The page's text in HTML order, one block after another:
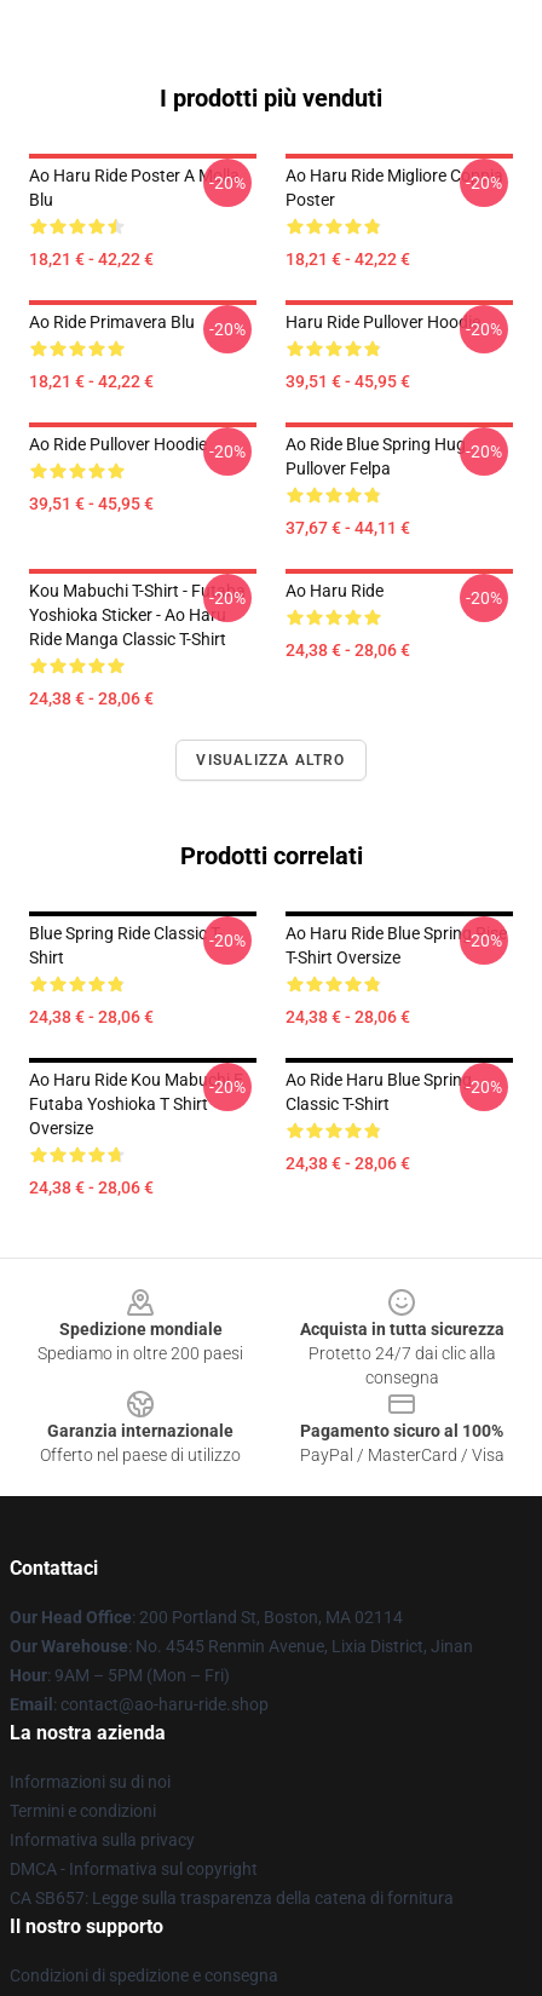
I prodotti più venduti
Ao Haru Ride Poster A Molla
Blu
18,21 € - 42,22 €
-20%
Ao Haru Ride Migliore Coppia
Poster
18,21 € - 42,22 €
-20%
Ao Ride Primavera Blu
18,21 € - 42,22 €
-20% Haru Ride Pullover Hoodie
39,51 € - 45,95 €
-20%
Ao Ride Pullover Hoodie
39,51 € - 45,95 €
-20%
Ao Ride Blue Spring Hug
Pullover Felpa
37,67 € - 44,11 €
-20%
Kou Mabuchi T-Shirt - Futaba
Yoshioka Sticker - Ao Haru
Ride Manga Classic T-Shirt
24,38 € - 28,06 €
-20% Ao Haru Ride
24,38 € - 28,06 €
-20%
VISUALIZZA ALTRO
Prodotti correlati
Blue Spring Ride Classic T-
Shirt
24,38 € - 28,06 €
-20%
Ao Haru Ride Blue Spring Rise
T-Shirt Oversize
24,38 € - 28,06 €
-20%
Ao Haru Ride Kou Mabuchi E
Futaba Yoshioka T Shirt
Oversize
24,38 € - 28,06 €
-20%
Ao Ride Haru Blue Spring
Classic T-Shirt
24,38 € - 28,06 €
-20%
Spedizione mondiale
Spediamo in oltre 200 paesi
Acquista in tutta sicurezza
Protetto 24/7 dai clic alla
consegna
Garanzia internazionale
Offerto nel paese di utilizzo
Pagamento sicuro al 100%
PayPal / MasterCard / Visa
Contattaci
Our Head Office: 200 Portland St, Boston, MA 02114
Our Warehouse: No. 4545 Renmin Avenue, Lixia District, Jinan
Hour: 9AM – 5PM (Mon – Fri)
Email : contact@ao-haru-ride.shop
La nostra azienda
Informazioni su di noi
Termini e condizioni
Informativa sulla privacy
DMCA - Informativa sul copyright
CA SB657: Legge sulla trasparenza della catena di fornitura
Il nostro supporto
Condizioni di spedizione e consegna